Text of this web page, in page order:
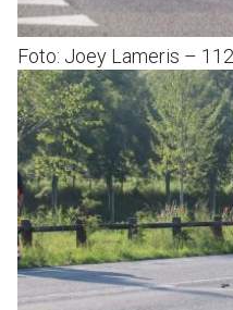
Foto: Joey Lameris –